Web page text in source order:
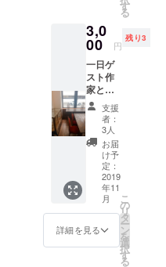
松、ミ
ント、
レモン
のよう
な柑橘
系の芳
香を感
じ取れ
ます。
そのパ
ロサン
ト を
使って
祈り結
んだ御
守りア
イテム
ら紡ぎ
るスト
ラップ
小物、
どんな
ものに
なるの
かは楽
しみ！
す
る
3,0
00 円
残り3
一日ゲ
スト作
家とし
て、
ギャラ
リー内
に作品
を展示
いたし
ます。
自分の
作品を
発表、
あるい
は展示
したい
支援
者：
3人
お届
け予
定：
2019
年11
月
詳細を見る
こ
の
リ
タ
ー
ン
を
選
択
す
る